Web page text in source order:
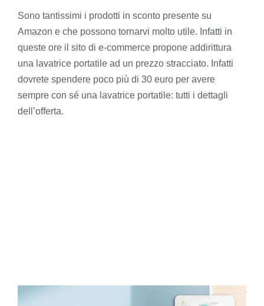
Sono tantissimi i prodotti in sconto presente su
Amazon e che possono tornarvi molto utile. Infatti in
queste ore il sito di e-commerce propone addirittura
una lavatrice portatile ad un prezzo stracciato. Infatti
dovrete spendere poco più di 30 euro per avere
sempre con sé una lavatrice portatile: tutti i dettagli
dell’offerta.